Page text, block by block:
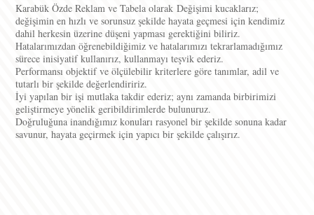
Hizmetler
Galeri
Referanslar
Karabük Özde Reklam ve Tabela olarakDeğişimi kucaklarız;
değişimin en hızlı ve sorunsuz şekilde hayata geçmesi için kendimiz
dahil herkesin üzerine düşeni yapması gerektiğini biliriz.
Hatalarımızdan öğrenebildiğimiz ve hatalarımızı tekrarlamadığımız
sürece inisiyatif kullanırız, kullanmayı teşvik ederiz.
Performansı objektif ve ölçülebilir kriterlere göre tanımlar, adil ve
tutarlı bir şekilde değerlendiririz.
İyi yapılan bir işi mutlaka takdir ederiz; aynı zamanda birbirimizi
geliştirmeye yönelik geribildirimlerde bulunuruz.
Doğruluğuna inandığımız konuları rasyonel bir şekilde sonuna kadar
savunur, hayata geçirmek için yapıcı bir şekilde çalışırız.